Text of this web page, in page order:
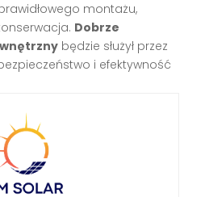
montażu,
Dobrze
będzie służył przez
i efektywność